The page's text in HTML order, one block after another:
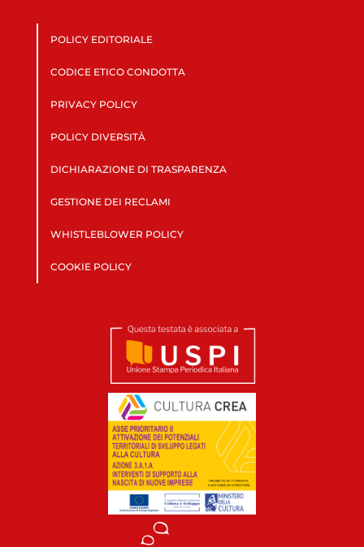
POLICY EDITORIALE
CODICE ETICO CONDOTTA
PRIVACY POLICY
POLICY DIVERSITÀ
DICHIARAZIONE DI TRASPARENZA
GESTIONE DEI RECLAMI
WHISTLEBLOWER POLICY
COOKIE POLICY